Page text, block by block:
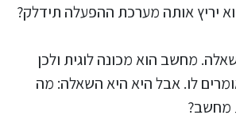
יריץ אותה מערכת ההפעלה תידלק?
מחשב הוא מכונה לוגית ולכן
לו. אבל היא היא השאלה: מה
מחשב?